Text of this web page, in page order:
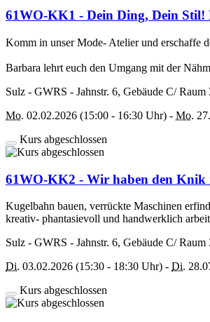
61WO-KK1 - Dein Ding, Dein Stil!
Komm in unser Mode- Atelier und erschaffe
Barbara lehrt euch den Umgang mit der
Sulz - GWRS - Jahnstr. 6, Gebäude C/ Raum
Mo. 02.02.2026 (15:00 - 16:30 Uhr) - Mo.
Kurs abgeschlossen
61WO-KK2 - Wir haben den
Kugelbahn bauen, verrückte Maschinen
kreativ- phantasievoll und handwerklich
Sulz - GWRS - Jahnstr. 6, Gebäude C/ Raum
Di. 03.02.2026 (15:30 - 18:30 Uhr) - Di.
Kurs abgeschlossen